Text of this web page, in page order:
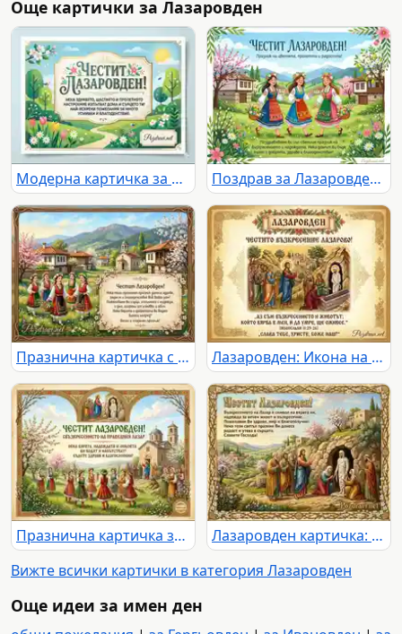
Още картички за Лазаровден
Модерна картичка за Лазаровден с пролетни пожелания Поздрав за Лазаровден - традиция и пролетна красота
Празнична картичка с пожелание за Лазаровден Лазаровден: Икона на Възкресението на Лазар с Иисус Христос, ученици и сестрите му. Празнична картичка с библейски цитат.
Празнична картичка за Лазаровден с възкресението на Лазар, лазарки в носии и пролетен пейзаж.
Лазаровден картичка: Исус възкресява Лазар сред пролетен пейзаж, с празнично пожелание.
Вижте всички картички в категория Лазаровден
Още идеи за имен ден